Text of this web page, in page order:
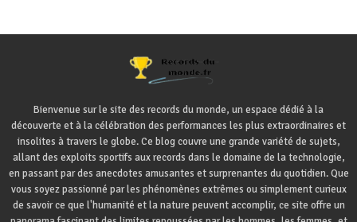
Bienvenue sur le site des records du monde, un espace dédié à la
découverte et à la célébration des performances les plus extraordinaires et
insolites à travers le globe. Ce blog couvre une grande variété de sujets,
allant des exploits sportifs aux records dans le domaine de la technologie,
en passant par des anecdotes amusantes et surprenantes du quotidien. Que
vous soyez passionné par les phénomènes extrêmes ou simplement curieux
de savoir ce que l'humanité et la nature peuvent accomplir, ce site offre un